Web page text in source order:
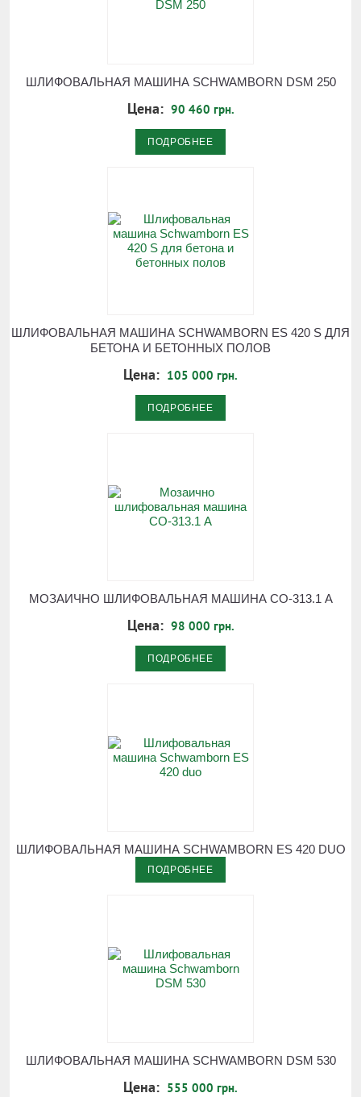
ШЛИФОВАЛЬНАЯ МАШИНА SCHWAMBORN DSM 250
Цена: 90 460 грн.
ПОДРОБНЕЕ
ШЛИФОВАЛЬНАЯ МАШИНА SCHWAMBORN ES 420 S ДЛЯ
БЕТОНА И БЕТОННЫХ ПОЛОВ
Цена: 105 000 грн.
ПОДРОБНЕЕ
МОЗАИЧНО ШЛИФОВАЛЬНАЯ МАШИНА СО-313.1 А
Цена: 98 000 грн.
ПОДРОБНЕЕ
ШЛИФОВАЛЬНАЯ МАШИНА SCHWAMBORN ES 420 DUO
ПОДРОБНЕЕ
ШЛИФОВАЛЬНАЯ МАШИНА SCHWAMBORN DSM 530
Цена: 555 000 грн.